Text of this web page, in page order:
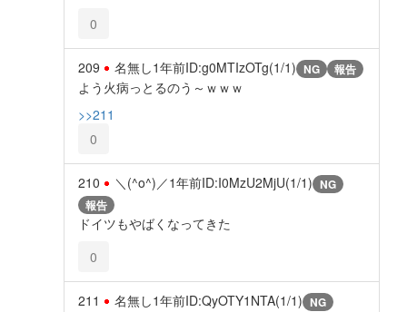
0
209 名無し1年前ID:g0MTIzOTg(1/1) NG 報告
よう火病っとるのう～ｗｗｗ
>>211
0
210 ＼(^o^)／1年前ID:I0MzU2MjU(1/1) NG
報告
ドイツもやばくなってきた
0
211 名無し1年前ID:QyOTY1NTA(1/1) NG